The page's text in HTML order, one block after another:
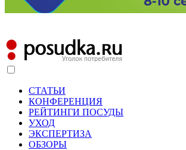
СТАТЬИ
КОНФЕРЕНЦИЯ
РЕЙТИНГИ ПОСУДЫ
УХОД
ЭКСПЕРТИЗА
ОБЗОРЫ